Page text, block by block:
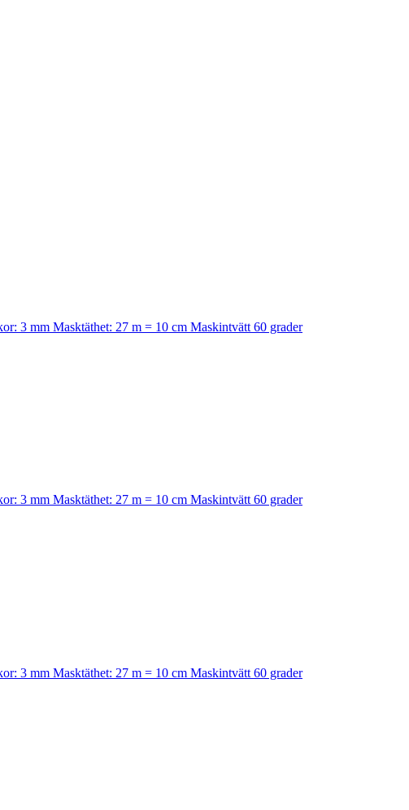
3 mm Masktäthet: 27 m = 10 cm Maskintvätt 60 grader
3 mm Masktäthet: 27 m = 10 cm Maskintvätt 60 grader
3 mm Masktäthet: 27 m = 10 cm Maskintvätt 60 grader